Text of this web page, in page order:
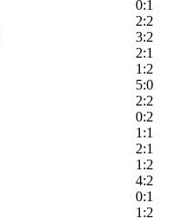
0:1
2:2
3:2
2:1
1:2
5:0
2:2
0:2
1:1
2:1
1:2
4:2
0:1
1:2